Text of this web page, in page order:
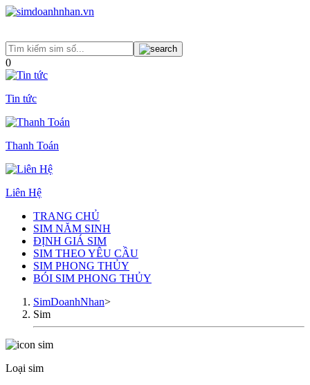
0
Tin tức
Thanh Toán
Liên Hệ
TRANG CHỦ
SIM NĂM SINH
ĐỊNH GIÁ SIM
SIM THEO YÊU CẦU
SIM PHONG THỦY
BÓI SIM PHONG THỦY
SimDoanhNhan>
Sim
Loại sim